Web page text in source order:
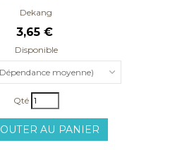
Dekang
3,65 €
Disponible
moyenne)
Qté
AU PANIER